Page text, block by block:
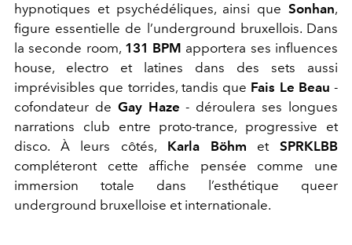
hypnotiques et psychédéliques, ainsi que Sonhan,
figure essentielle de l’underground bruxellois. Dans
la seconde room, 131 BPM apportera ses influences
house, electro et latines dans des sets aussi
imprévisibles que torrides, tandis que Fais Le Beau -
cofondateur de Gay Haze - déroulera ses longues
narrations club entre proto-trance, progressive et
disco. À leurs côtés, Karla Böhm etSPRKLBB
compléteront cette affiche pensée comme une
immersion totale dans l’esthétique queer
underground bruxelloise et internationale.